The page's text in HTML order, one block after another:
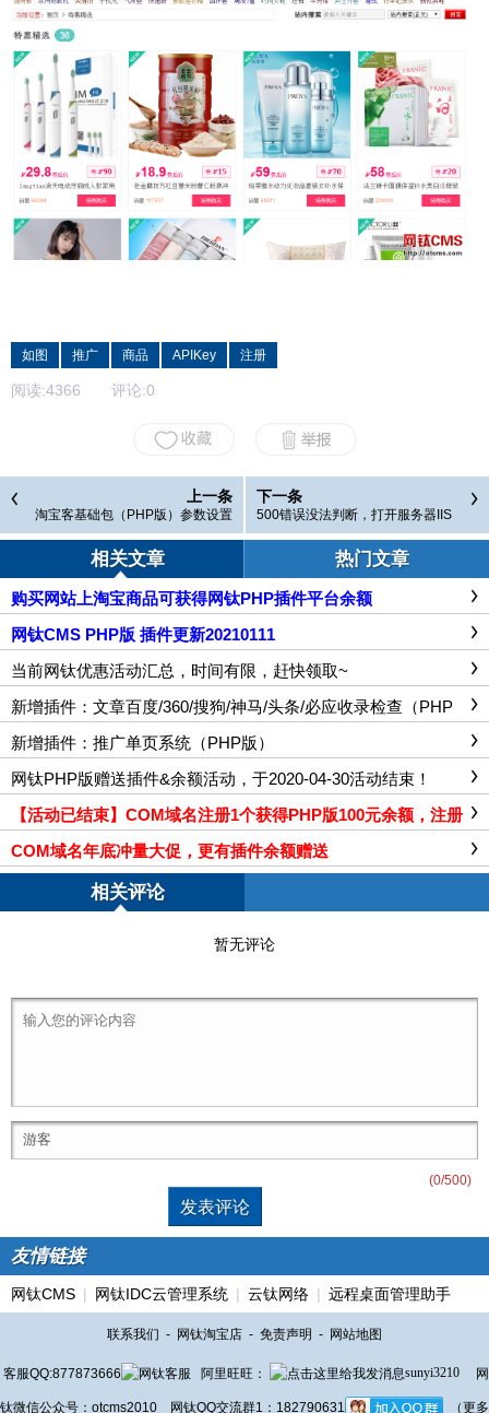
如图 推广 商品 APIKey 注册
阅读:4366 评论:0
上一条
淘宝客基础包（PHP版）参数设置
下一条
500错误没法判断，打开服务器IIS
相关文章 热门文章
购买网站上淘宝商品可获得网钛PHP插件平台余额
网钛CMS PHP版 插件更新20210111
当前网钛优惠活动汇总，时间有限，赶快领取~
新增插件：文章百度/360/搜狗/神马/头条/必应收录检查（PHP
版）
新增插件：推广单页系统（PHP版）
网钛PHP版赠送插件&余额活动，于2020-04-30活动结束！
【活动已结束】COM域名注册1个获得PHP版100元余额，注册
5个享受ASP版消费全额转入PHP版
COM域名年底冲量大促，更有插件余额赠送
相关评论
暂无评论
(0/500)
友情链接
网钛CMS | 网钛IDC云管理系统 | 云钛网络 | 远程桌面管理助手
联系我们 - 网钛淘宝店 - 免责声明 - 网站地图
客服QQ:877873666 阿里旺旺： sunyi3210 网
钛微信公众号：otcms2010 网钛QQ交流群1：182790631 （更多